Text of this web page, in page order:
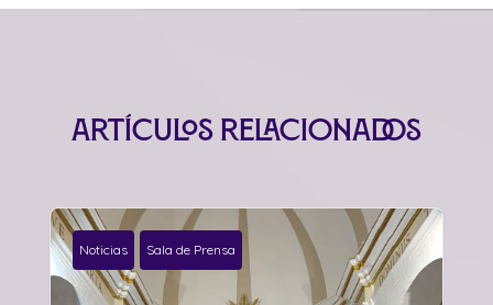
Artículos relacionados
Noticias Sala de Prensa